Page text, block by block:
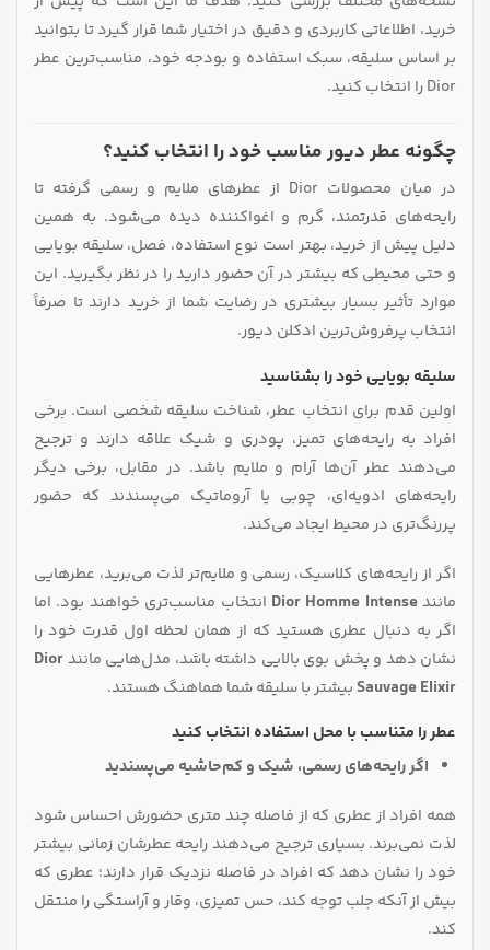
خرید، اطلاعاتی کاربردی و دقیق در اختیار شما قرار گیرد تا بتوانید
بر اساس سلیقه، سبک استفاده و بودجه خود، مناسب‌ترین عطر
Dior را انتخاب کنید.
چگونه عطر دیور مناسب خود را انتخاب کنید؟
در میان محصولات Dior از عطرهای ملایم و رسمی گرفته تا
رایحه‌های قدرتمند، گرم و اغواکننده دیده می‌شود. به همین
دلیل پیش از خرید، بهتر است نوع استفاده، فصل، سلیقه بویایی
و حتی محیطی که بیشتر در آن حضور دارید را در نظر بگیرید. این
موارد تأثیر بسیار بیشتری در رضایت شما از خرید دارند تا صرفاً
انتخاب پرفروش‌ترین ادکلن دیور.
سلیقه بویایی خود را بشناسید
اولین قدم برای انتخاب عطر، شناخت سلیقه شخصی است. برخی
افراد به رایحه‌های تمیز، پودری و شیک علاقه دارند و ترجیح
می‌دهند عطر آن‌ها آرام و ملایم باشد. در مقابل، برخی دیگر
رایحه‌های ادویه‌ای، چوبی یا آروماتیک می‌پسندند که حضور
پررنگ‌تری در محیط ایجاد می‌کند.
اگر از رایحه‌های کلاسیک، رسمی و ملایم‌تر لذت می‌برید، عطرهایی
مانندDior Homme Intense انتخاب مناسب‌تری خواهند بود. اما
اگر به دنبال عطری هستید که از همان لحظه اول قدرت خود را
نشان دهد و پخش بوی بالایی داشته باشد، مدل‌هایی مانندDior
Sauvage Elixir بیشتر با سلیقه شما هماهنگ هستند.
عطر را متناسب با محل استفاده انتخاب کنید
اگر رایحه‌های رسمی، شیک و کم‌حاشیه می‌پسندید
همه افراد از عطری که از فاصله چند متری حضورش احساس شود
لذت نمی‌برند. بسیاری ترجیح می‌دهند رایحه عطرشان زمانی بیشتر
خود را نشان دهد که افراد در فاصله نزدیک قرار دارند؛ عطری که
بیش از آنکه جلب توجه کند، حس تمیزی، وقار و آراستگی را منتقل
کند.